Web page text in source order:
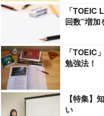
「TOEIC
回数”増加
「TOEIC
勉強法！
【特集】
い